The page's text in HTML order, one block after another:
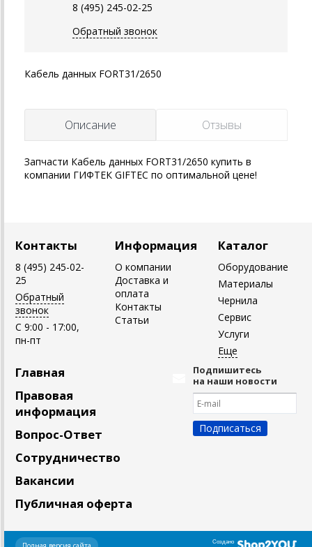
8 (495) 245-02-25
Обратный звонок
Кабель данных FORT31/2650
Описание Отзывы
Запчасти Кабель данных FORT31/2650 купить в
компании ГИФТЕК GIFTEC по оптимальной цене!
Контакты
8 (495) 245-02-
25
Обратный
звонок
C 9:00 - 17:00,
пн-пт
Информация
О компании
Доставка и
оплата
Контакты
Статьи
Каталог
Оборудование
Материалы
Чернила
Сервис
Услуги
Главная
Правовая
информация
Вопрос-Ответ
Сотрудничество
Вакансии
Публичная оферта
Подпишитесь
на наши новости
Создано